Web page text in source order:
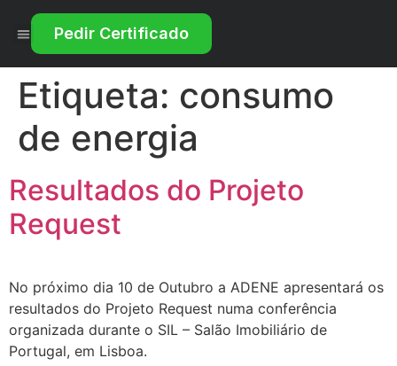
Pedir Certificado
Etiqueta: consumo
de energia
Resultados do Projeto
Request
No próximo dia 10 de Outubro a ADENE apresentará os
resultados do Projeto Request numa conferência
organizada durante o SIL – Salão Imobiliário de
Portugal, em Lisboa.